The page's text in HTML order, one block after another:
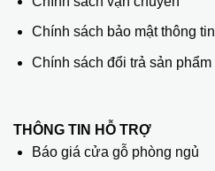
Chính sách bảo mật thông tin
Chính sách đổi trả sản phẩm
THÔNG TIN HỖ TRỢ
Báo giá cửa gỗ phòng ngủ